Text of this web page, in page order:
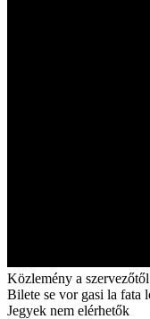
Közlemény a
Bilete se vor gasi la fata
Jegyek nem elérhetők